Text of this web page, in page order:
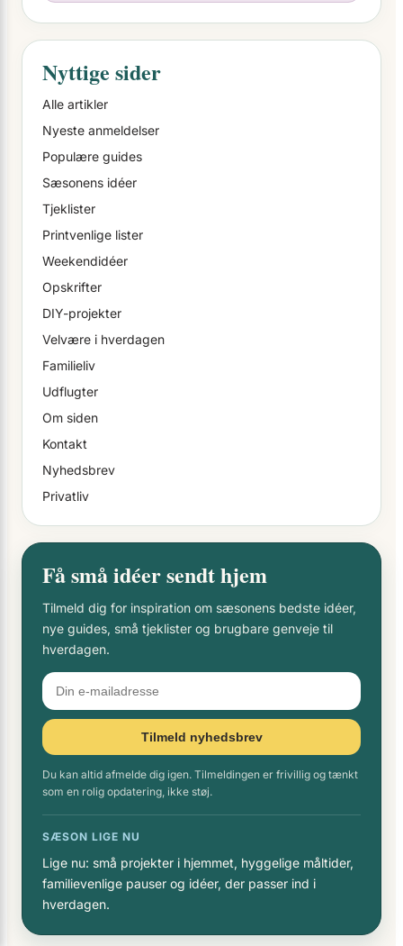
Nyttige sider
Alle artikler
Nyeste anmeldelser
Populære guides
Sæsonens idéer
Tjeklister
Printvenlige lister
Weekendidéer
Opskrifter
DIY-projekter
Velvære i hverdagen
Familieliv
Udflugter
Om siden
Kontakt
Nyhedsbrev
Privatliv
Få små idéer sendt hjem
Tilmeld dig for inspiration om sæsonens bedste idéer,
nye guides, små tjeklister og brugbare genveje til
hverdagen.
Tilmeld nyhedsbrev
Du kan altid afmelde dig igen. Tilmeldingen er frivillig og tænkt
som en rolig opdatering, ikke støj.
SÆSON LIGE NU
Lige nu: små projekter i hjemmet, hyggelige måltider,
familievenlige pauser og idéer, der passer ind i
hverdagen.